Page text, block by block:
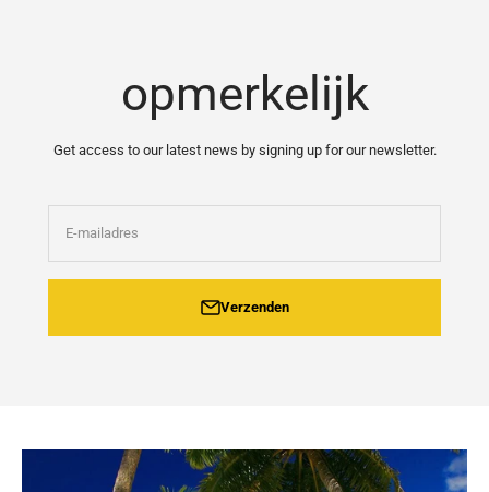
opmerkelijk
Get access to our latest news by signing up for our newsletter.
E-mailadres
Verzenden